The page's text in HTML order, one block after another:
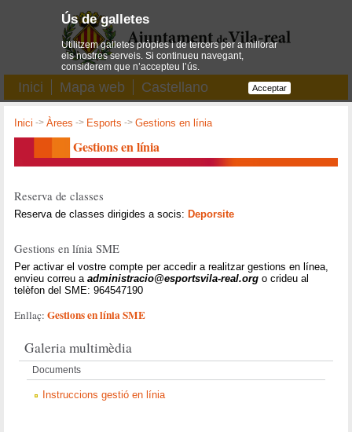
Inici Mapa web Castellano
Inici ->Àrees -> Esports ->Gestions en línia
Gestions en línia
Reserva de classes
Reserva de classes dirigides a socis:Deporsite
Gestions en línia SME
Per activar el vostre compte per accedir a realitzar gestions en línea,
envieu correu aadministracio@esportsvila-real.org o crideu al
telèfon del SME: 964547190
Enllaç:Gestions en línia SME
Galeria multimèdia
Documents
Instruccions gestió en línia
Ús de galletes
Utilitzem galletes pròpies i de tercers per a millorar
els nostres serveis. Si continueu navegant,
considerem que n’accepteu l’ús.
Acceptar